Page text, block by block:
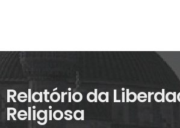
Relatório da
Religiosa